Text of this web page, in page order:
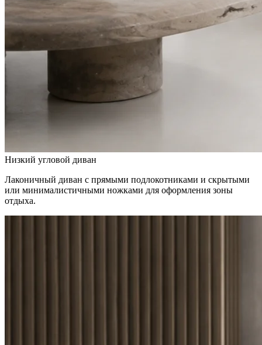
Низкий угловой диван
Лаконичный диван с прямыми подлокотниками и скрытыми
или минималистичными ножками для оформления зоны
отдыха.